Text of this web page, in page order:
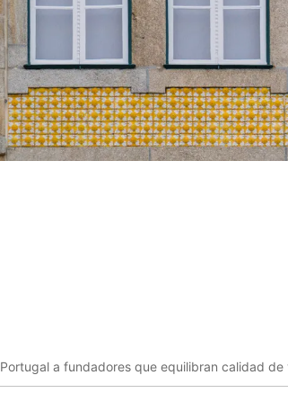
a fundadores que equilibran calidad